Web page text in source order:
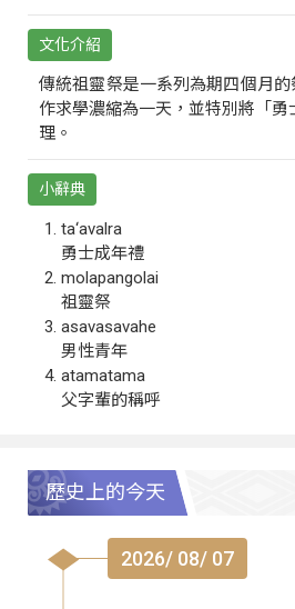
文化介紹
傳統祖靈祭是一系列為期四個月
作求學濃縮為一天，並特別將「勇
理。
小辭典
ta‘avalra
勇士成年禮
molapangolai
祖靈祭
asavasavahe
男性青年
atamatama
父字輩的稱呼
歷史上的今天
2026/ 08/ 07